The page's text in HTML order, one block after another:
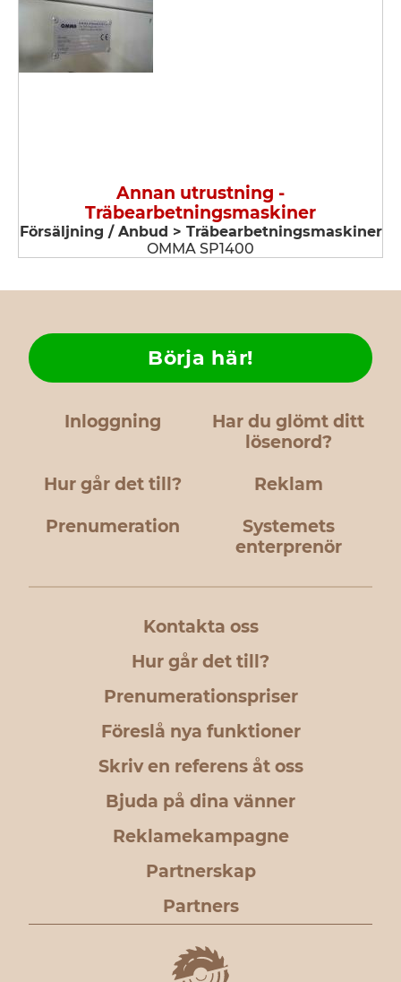
Annan utrustning -
Träbearbetningsmaskiner
Försäljning / Anbud > Träbearbetningsmaskiner
OMMA SP1400
Inloggning
Har du glömt ditt
lösenord?
Hur går det till?
Börja här!
Reklam
Prenumeration
Systemets
enterprenör
Kontakta oss
Hur går det till?
Prenumerationspriser
Föreslå nya funktioner
Skriv en referens åt oss
Bjuda på dina vänner
Reklamekampagne
Partnerskap
Partners